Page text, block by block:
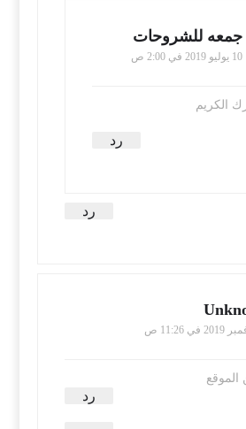
جمعه للشروحات
10 يوليو 2019 في 2:00 ص
الكريم
رد
رد
الموقع
رد